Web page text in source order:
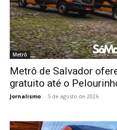
Metrô
Metrô de Salvador
gratuito até o
Jornalismo - 5 de agosto de 2026